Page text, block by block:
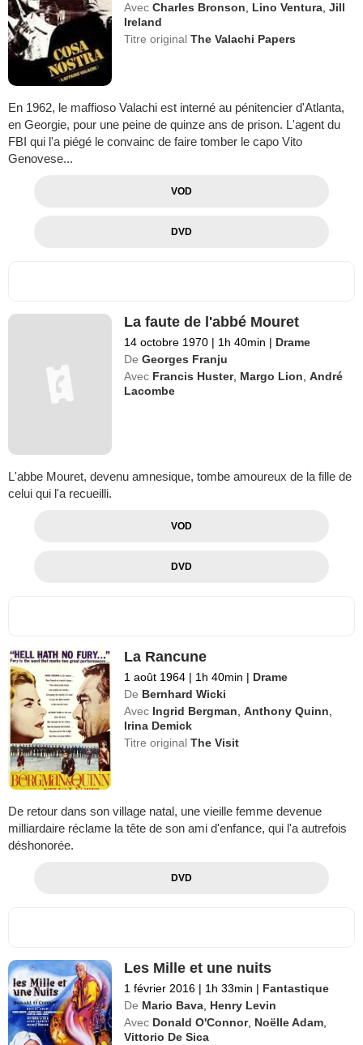
Avec Charles Bronson Lino Ventura ,Jill
Ireland
Titre originalThe Valachi Papers
En 1962, le maffioso Valachi est interné au pénitencier d'Atlanta,
en Georgie, pour une peine de quinze ans de prison. L'agent du
FBI qui l'a piégé le convainc de faire tomber le capo Vito
Genovese...
VOD
DVD
La faute de l'abbé Mouret
14 octobre 1970 | 1h 40min | Drame
De Georges Franju
Avec Francis Huster, Margo Lion ,André
Lacombe
L'abbe Mouret, devenu amnesique, tombe amoureux de la fille de
celui qui l'a recueilli.
VOD
DVD
La Rancune
1 août 1964 | 1h 40min | Drame
De Bernhard Wicki
Avec Ingrid Bergman,Anthony Quinn,
Irina Demick
Titre originalThe Visit
De retour dans son village natal, une vieille femme devenue
milliardaire réclame la tête de son ami d'enfance, qui l'a autrefois
déshonorée.
DVD
Les Mille et une nuits
1 février 2016 | 1h 33min | Fantastique
De Mario Bava Henry Levin
Avec Donald O'Connor, Noëlle Adam
Vittorio De Sica